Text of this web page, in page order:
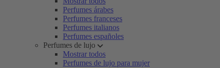
Perfumes árabes
Perfumes franceses
Perfumes italianos
Perfumes españoles
Perfumes de lujo
Mostrar todos
Perfumes de lujo para mujer